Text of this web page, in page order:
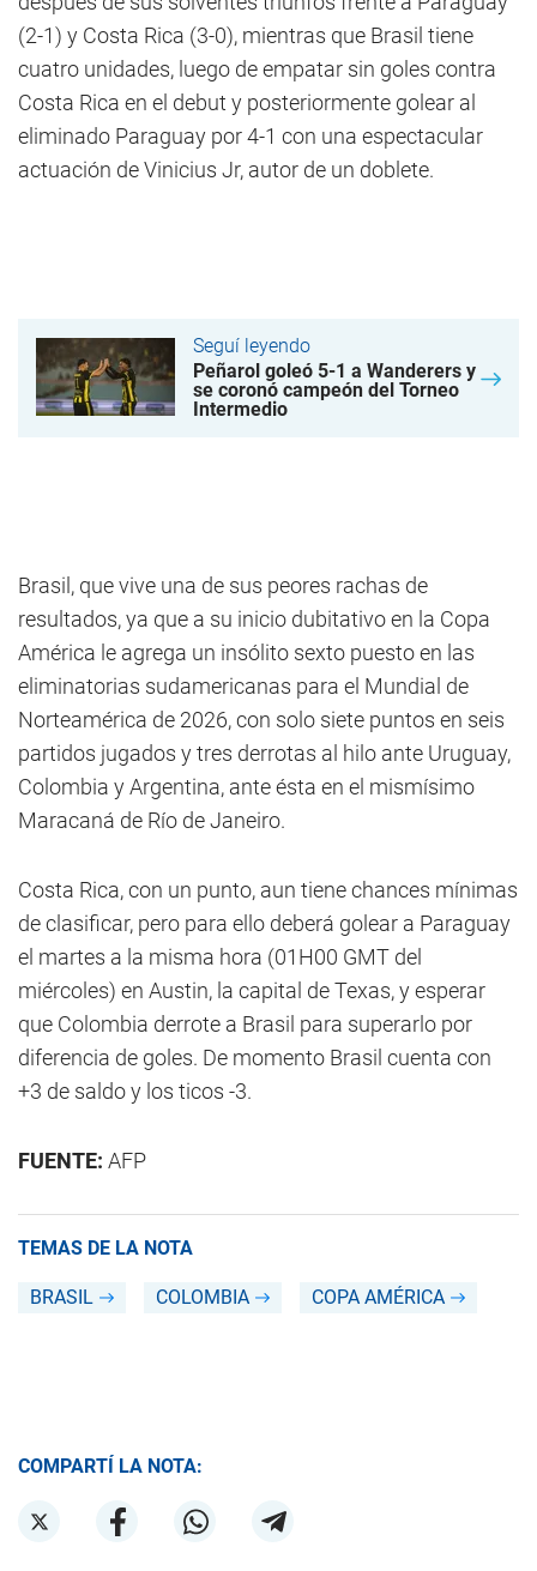
(2-1) y Costa Rica (3-0), mientras que Brasil tiene
cuatro unidades, luego de empatar sin goles contra
Costa Rica en el debut y posteriormente golear al
eliminado Paraguay por 4-1 con una espectacular
actuación de Vinicius Jr, autor de un doblete.
Seguí leyendo
Peñarol goleó 5-1 a Wanderers y
se coronó campeón del Torneo
Intermedio
Brasil, que vive una de sus peores rachas de
resultados, ya que a su inicio dubitativo en la Copa
América le agrega un insólito sexto puesto en las
eliminatorias sudamericanas para el Mundial de
Norteamérica de 2026, con solo siete puntos en seis
partidos jugados y tres derrotas al hilo ante Uruguay,
Colombia y Argentina, ante ésta en el mismísimo
Maracaná de Río de Janeiro.
Costa Rica, con un punto, aun tiene chances mínimas
de clasificar, pero para ello deberá golear a Paraguay
el martes a la misma hora (01H00 GMT del
miércoles) en Austin, la capital de Texas, y esperar
que Colombia derrote a Brasil para superarlo por
diferencia de goles. De momento Brasil cuenta con
+3 de saldo y los ticos -3.
FUENTE: AFP
TEMAS DE LA NOTA
BRASIL COLOMBIA COPA AMÉRICA
COMPARTÍ LA NOTA: